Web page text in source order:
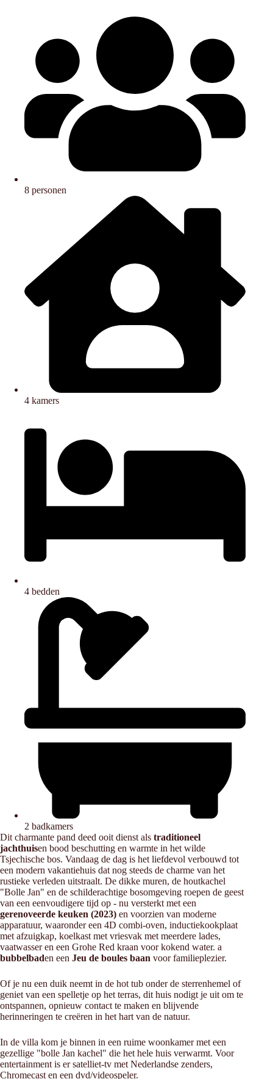
8 personen
4 kamers
4 bedden
2 badkamers
Dit charmante pand deed ooit dienst als traditioneel
jachthuisen bood beschutting en warmte in het wilde
Tsjechische bos. Vandaag de dag is het liefdevol verbouwd tot
een modern vakantiehuis dat nog steeds de charme van het
rustieke verleden uitstraalt. De dikke muren, de houtkachel
"Bolle Jan" en de schilderachtige bosomgeving roepen de geest
van een eenvoudigere tijd op - nu versterkt met een
gerenoveerde keuken (2023) en voorzien van moderne
apparatuur, waaronder een 4D combi-oven, inductiekookplaat
met afzuigkap, koelkast met vriesvak met meerdere lades,
vaatwasser en een Grohe Red kraan voor kokend water. a
bubbelbaden een Jeu de boules baan voor familieplezier.
Of je nu een duik neemt in de hot tub onder de sterrenhemel of
geniet van een spelletje op het terras, dit huis nodigt je uit om te
ontspannen, opnieuw contact te maken en blijvende
herinneringen te creëren in het hart van de natuur.
In de villa kom je binnen in een ruime woonkamer met een
gezellige "bolle Jan kachel" die het hele huis verwarmt. Voor
entertainment is er satelliet-tv met Nederlandse zenders,
Chromecast en een dvd/videospeler.